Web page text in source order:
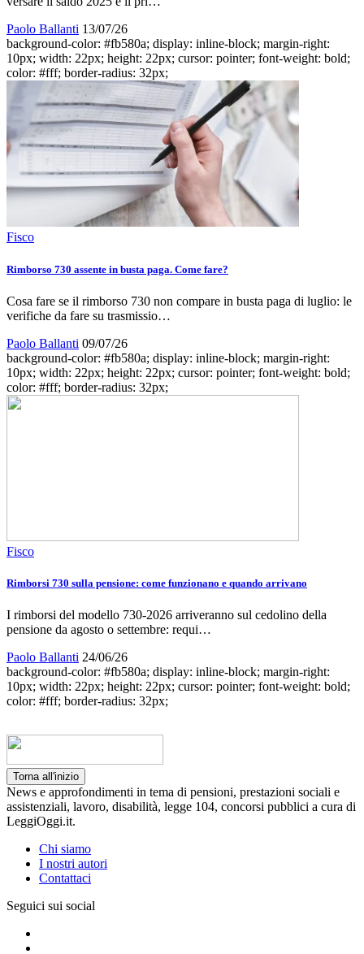
Paolo Ballanti 13/07/26
background-color: #fb580a; display: inline-block; margin-right:
10px; width: 22px; height: 22px; cursor: pointer; font-weight: bold;
color: #fff; border-radius: 32px;
Fisco
Rimborso 730 assente in busta paga. Come fare?
Cosa fare se il rimborso 730 non compare in busta paga di luglio: le
verifiche da fare su trasmissio…
Paolo Ballanti 09/07/26
background-color: #fb580a; display: inline-block; margin-right:
10px; width: 22px; height: 22px; cursor: pointer; font-weight: bold;
color: #fff; border-radius: 32px;
Fisco
Rimborsi 730 sulla pensione: come funzionano e quando arrivano
I rimborsi del modello 730-2026 arriveranno sul cedolino della
pensione da agosto o settembre: requi…
Paolo Ballanti 24/06/26
background-color: #fb580a; display: inline-block; margin-right:
10px; width: 22px; height: 22px; cursor: pointer; font-weight: bold;
color: #fff; border-radius: 32px;
Torna all'inizio
News e approfondimenti in tema di pensioni, prestazioni sociali e
assistenziali, lavoro, disabilità, legge 104, concorsi pubblici a cura di
LeggiOggi.it.
Chi siamo
I nostri autori
Contattaci
Seguici sui social